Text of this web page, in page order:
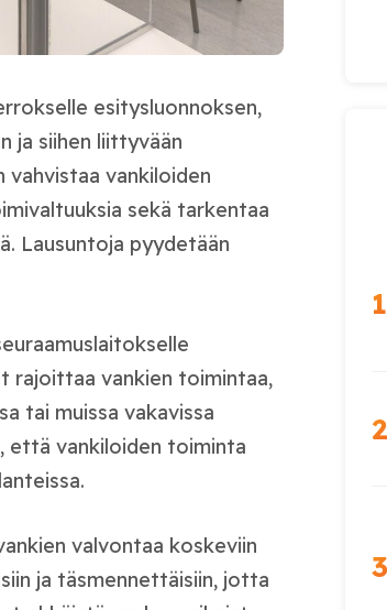
esitysluonnoksen,
ja siihen liittyvään
vankiloiden
sekä tarkentaa
Lausuntoja pyydetään
rajoittaa vankien toimintaa,
tai muissa vakavissa
että vankiloiden toiminta
valvontaa koskeviin
ja täsmennettäisiin, jotta
1
2
3